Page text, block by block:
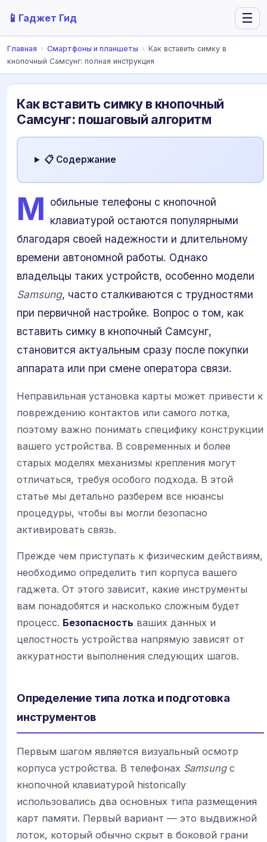
📱 Гаджет Гид ☰
Главная › Смартфоны и планшеты › Как вставить симку в
кнопочный Самсунг: полная инструкция
Как вставить симку в кнопочный
Самсунг: пошаговый алгоритм
📋 Содержание
М обильные телефоны с кнопочной
клавиатурой остаются популярными
благодаря своей надежности и длительному
времени автономной работы. Однако
владельцы таких устройств, особенно модели
Samsung, часто сталкиваются с трудностями
при первичной настройке. Вопрос о том, как
вставить симку в кнопочный Самсунг,
становится актуальным сразу после покупки
аппарата или при смене оператора связи.
Неправильная установка карты может привести к
повреждению контактов или самого лотка,
поэтому важно понимать специфику конструкции
вашего устройства. В современных и более
старых моделях механизмы крепления могут
отличаться, требуя особого подхода. В этой
статье мы детально разберем все нюансы
процедуры, чтобы вы могли безопасно
активировать связь.
Прежде чем приступать к физическим действиям,
необходимо определить тип корпуса вашего
гаджета. От этого зависит, какие инструменты
вам понадобятся и насколько сложным будет
процесс. Безопасность ваших данных и
целостность устройства напрямую зависят от
аккуратности выполнения следующих шагов.
Определение типа лотка и подготовка
инструментов
Первым шагом является визуальный осмотр
корпуса устройства. В телефонах Samsungс
кнопочной клавиатурой historically
использовались два основных типа размещения
карт памяти. Первый вариант — это выдвижной
лоток, который обычно скрыт в боковой грани